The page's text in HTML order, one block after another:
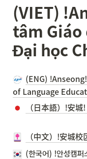
(VIET) !
tâm
Đại học
(ENG)
of Language
（日本語）!安
（中文）!安城
(한국어) !안성캠퍼